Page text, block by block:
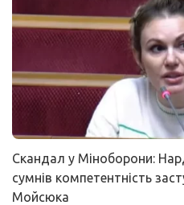
Скандал у Міноборони:
сумнів компетентність
Мойсюка